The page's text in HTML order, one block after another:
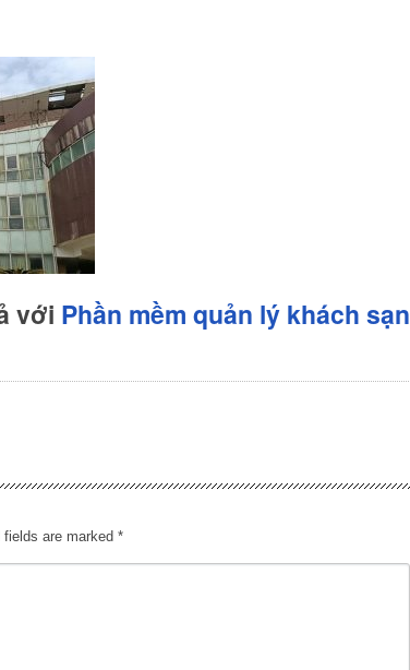
với Phần mềm quản lý khách sạn
fields are marked *